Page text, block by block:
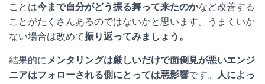
ことは今まで自分がどう振る舞って来たのかなど改善する
ことがたくさんあるのではないかと思います。うまくいか
ない場合は改めて振り返ってみましょう。
結果的に メンタリングは厳しいだけで面倒見が悪いエンジ
ニアはフォローされる側にとっては悪影響です。
人によっ